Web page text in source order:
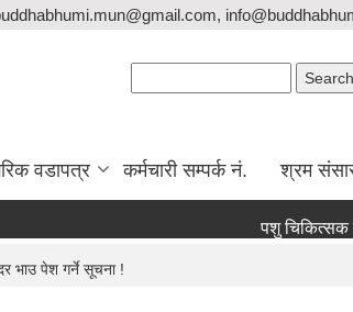
वडापत्र कर्मचारी सम्पर्क नं. श्रम
पशु चिकित्सक
भाउ पेश गर्ने सूचना !